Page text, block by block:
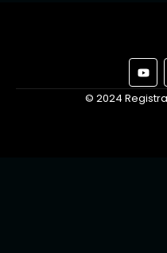
© 2024